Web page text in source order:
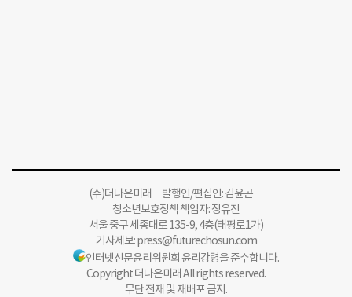
(주)더나은미래 발행인/편집인: 김윤곤
청소년보호정책 책임자: 정유진
서울 중구 세종대로 135-9, 4층(태평로1가)
기사제보:press@futurechosun.com
인터넷신문윤리위원회 윤리강령을 준수합니다.
Copyright 더나은미래 All rights reserved.
무단 전재 및 재배포 금지.